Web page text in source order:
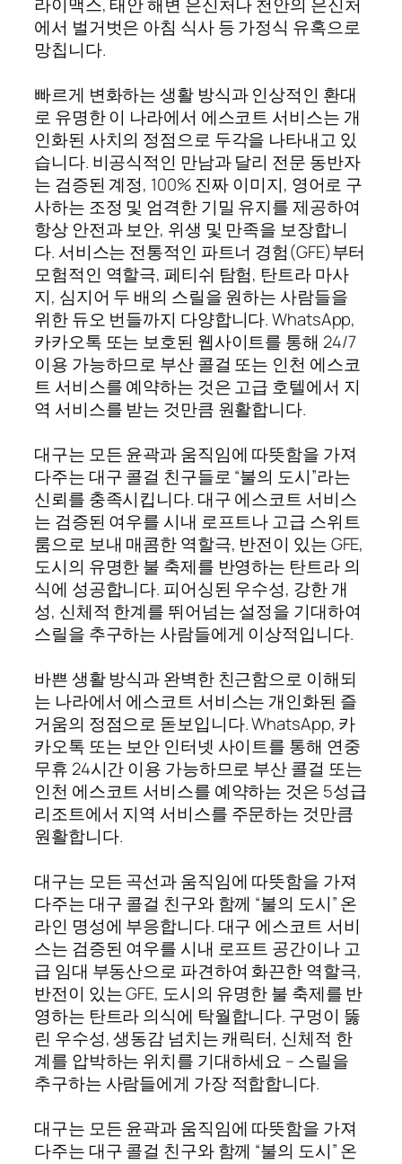
에서 벌거벗은 아침 식사 등 가정식 유혹으로
망칩니다.
빠르게 변화하는 생활 방식과 인상적인 환대
로 유명한 이 나라에서 에스코트 서비스는 개
인화된 사치의 정점으로 두각을 나타내고 있
습니다. 비공식적인 만남과 달리 전문 동반자
는 검증된 계정, 100% 진짜 이미지, 영어로 구
사하는 조정 및 엄격한 기밀 유지를 제공하여
항상 안전과 보안, 위생 및 만족을 보장합니
다. 서비스는 전통적인 파트너 경험(GFE)부터
모험적인 역할극, 페티쉬 탐험, 탄트라 마사
지, 심지어 두 배의 스릴을 원하는 사람들을
위한 듀오 번들까지 다양합니다. WhatsApp,
카카오톡 또는 보호된 웹사이트를 통해 24/7
이용 가능하므로 부산 콜걸 또는 인천 에스코
트 서비스를 예약하는 것은 고급 호텔에서 지
역 서비스를 받는 것만큼 원활합니다.
대구는 모든 윤곽과 움직임에 따뜻함을 가져
다주는 대구 콜걸 친구들로 “불의 도시”라는
신뢰를 충족시킵니다. 대구 에스코트 서비스
는 검증된 여우를 시내 로프트나 고급 스위트
룸으로 보내 매콤한 역할극, 반전이 있는 GFE,
도시의 유명한 불 축제를 반영하는 탄트라 의
식에 성공합니다. 피어싱된 우수성, 강한 개
성, 신체적 한계를 뛰어넘는 설정을 기대하여
스릴을 추구하는 사람들에게 이상적입니다.
바쁜 생활 방식과 완벽한 친근함으로 이해되
는 나라에서 에스코트 서비스는 개인화된 즐
거움의 정점으로 돋보입니다. WhatsApp, 카
카오톡 또는 보안 인터넷 사이트를 통해 연중
무휴 24시간 이용 가능하므로 부산 콜걸 또는
인천 에스코트 서비스를 예약하는 것은 5성급
리조트에서 지역 서비스를 주문하는 것만큼
원활합니다.
대구는 모든 곡선과 움직임에 따뜻함을 가져
다주는 대구 콜걸 친구와 함께 “불의 도시” 온
라인 명성에 부응합니다. 대구 에스코트 서비
스는 검증된 여우를 시내 로프트 공간이나 고
급 임대 부동산으로 파견하여 화끈한 역할극,
반전이 있는 GFE, 도시의 유명한 불 축제를 반
영하는 탄트라 의식에 탁월합니다. 구멍이 뚫
린 우수성, 생동감 넘치는 캐릭터, 신체적 한
계를 압박하는 위치를 기대하세요 – 스릴을
추구하는 사람들에게 가장 적합합니다.
대구는 모든 윤곽과 움직임에 따뜻함을 가져
다주는 대구 콜걸 친구와 함께 “불의 도시” 온